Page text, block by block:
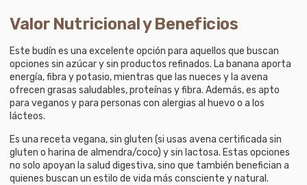
Valor Nutricional y Beneficios
Este budín es una excelente opción para aquellos que buscan
opciones sin azúcar y sin productos refinados. La banana aporta
energía, fibra y potasio, mientras que las nueces y la avena
ofrecen grasas saludables, proteínas y fibra. Además, es apto
para veganos y para personas con alergias al huevo o a los
lácteos.
Es una receta vegana, sin gluten (si usas avena certificada sin
gluten o harina de almendra/coco) y sin lactosa. Estas opciones
no solo apoyan la salud digestiva, sino que también benefician a
quienes buscan un estilo de vida más consciente y natural.